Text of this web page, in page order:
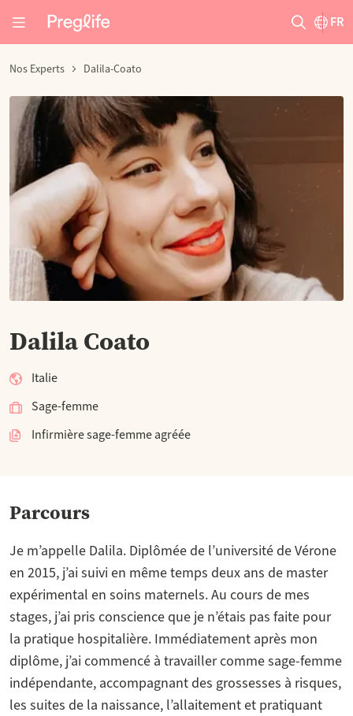
FR
Nos Experts Dalila-Coato
Dalila Coato
Italie
Sage-femme
Infirmière sage-femme agréée
Parcours
Je m’appelle Dalila. Diplômée de l’université de Vérone
en 2015, j’ai suivi en même temps deux ans de master
expérimental en soins maternels. Au cours de mes
stages, j’ai pris conscience que je n’étais pas faite pour
la pratique hospitalière. Immédiatement après mon
diplôme, j’ai commencé à travailler comme sage-femme
indépendante, accompagnant des grossesses à risques,
les suites de la naissance, l’allaitement et pratiquant